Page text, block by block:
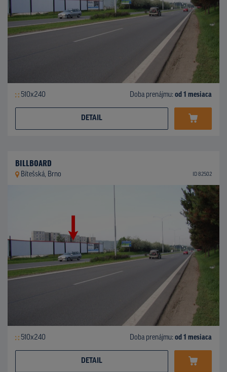
510x240 Doba prenájmu: od 1 mesiaca
DETAIL
BILLBOARD
Bítešská, Brno ID 82502
510x240 Doba prenájmu: od 1 mesiaca
DETAIL